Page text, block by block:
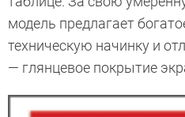
модель предлагает
техническую начинку и
— глянцевое покрытие